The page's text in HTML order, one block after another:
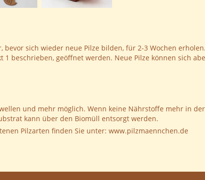
bevor sich wieder neue Pilze bilden, für 2-3 Wochen
beschrieben, geöffnet werden. Neue Pilze können sich
und mehr möglich. Wenn keine Nährstoffe mehr in
kann über den Biomüll entsorgt werden.
Pilzarten finden Sie unter: www.pilzmaennchen.de